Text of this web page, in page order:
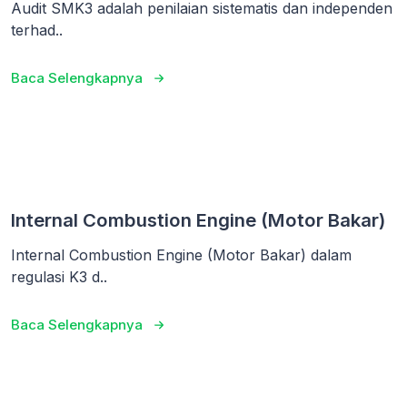
Audit SMK3 adalah penilaian sistematis dan independen
terhad..
Baca Selengkapnya
Internal Combustion Engine (Motor Bakar)
Internal Combustion Engine (Motor Bakar) dalam
regulasi K3 d..
Baca Selengkapnya